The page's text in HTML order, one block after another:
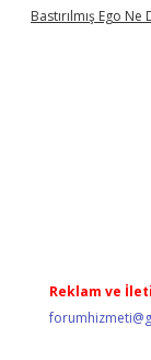
Bastırılmış Ego Ne
Reklam ve